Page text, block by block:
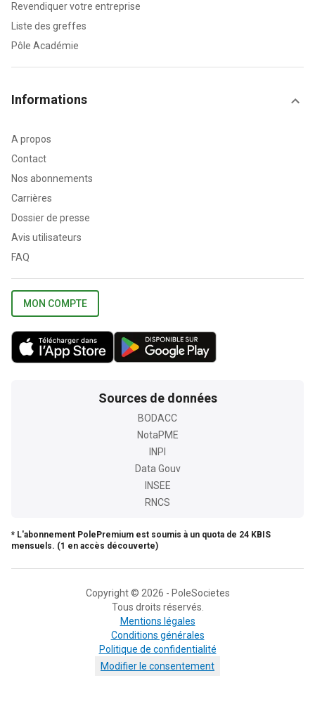
Revendiquer votre entreprise
Liste des greffes
Pôle Académie
Informations
A propos
Contact
Nos abonnements
Carrières
Dossier de presse
Avis utilisateurs
FAQ
MON COMPTE
Sources de données
BODACC
NotaPME
INPI
Data Gouv
INSEE
RNCS
* L'abonnement PolePremium est soumis à un quota de 24 KBIS
mensuels. (1 en accès découverte)
Copyright © 2026 - PoleSocietes
Tous droits réservés.
Mentions légales
Conditions générales
Politique de confidentialité
Modifier le consentement